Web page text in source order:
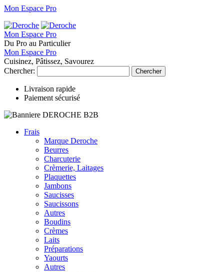
Mon Espace Pro
Mon Espace Pro
Du Pro au Particulier
Mon Espace Pro
Cuisinez, Pâtissez, Savourez
Chercher:
Chercher
Livraison rapide
Paiement sécurisé
Frais
Marque Deroche
Beurres
Charcuterie
Crèmerie, Laitages
Plaquettes
Jambons
Saucisses
Saucissons
Autres
Boudins
Crèmes
Laits
Préparations
Yaourts
Autres